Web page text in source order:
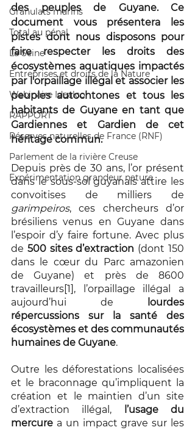
Granulats marins
Total au pénal
La Seine
Entreprises et droits de la Nature
Webinaire Idealco
RAPPORT
Réserves naturelles de France (RNF)
Parlement de la rivière Creuse
Expérimentation grandeur nature
des peuples de Guyane. Ce
document vous présentera les
pistes dont nous disposons pour
faire respecter les droits des
écosystèmes aquatiques impactés
par l'orpaillage illégal et associer les
peuples autochtones et tous les
habitants de Guyane en tant que
Gardiennes et Gardien de cet
héritage commun.
Depuis près de 30 ans, l’or présent
dans le sous-sol guyanais attire les
garimpeiros, ces chercheurs d’or
brésiliens venus en Guyane dans
l’espoir d’y faire fortune. Avec plus
de 500 sites d’extraction (dont 150
dans le cœur du Parc amazonien
de Guyane) et près de 8600
travailleurs[1], l’orpaillage illégal a
aujourd’hui de
lourdes
répercussions sur la santé des
écosystèmes et des communautés
humaines de Guyane.
Outre les déforestations localisées
et le braconnage qu’impliquent la
création et le maintien d’un site
d’extraction illégal,
l’usage du
mercure a un impact grave sur les